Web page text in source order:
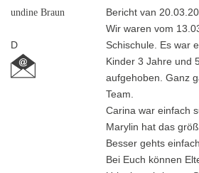
undine Braun
D
Bericht van
Wir waren vom
Schischule. Es war
Kinder 3 Jahre und
aufgehoben. Ganz
Team.
Carina war einfach
Marylin hat das
Besser gehts
Bei Euch können